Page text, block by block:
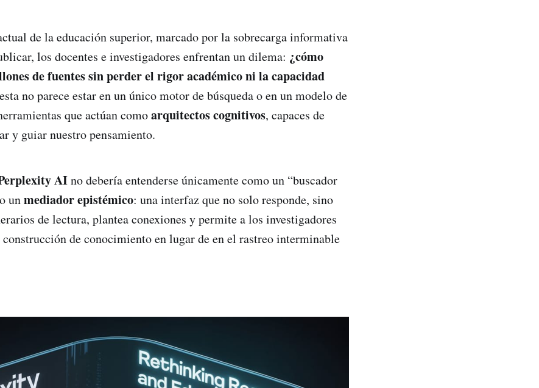
de la educación superior, marcado por la sobrecarga informativa
los docentes e investigadores enfrentan un dilema: ¿cómo
de fuentes sin perder el rigor académico ni la capacidad
no parece estar en un único motor de búsqueda o en un modelo de
que actúan comoarquitectos cognitivos, capaces de
y guiar nuestro pensamiento.
AIno debería entenderse únicamente como un “buscador
unmediador epistémico: una interfaz que no solo responde, sino
de lectura, plantea conexiones y permite a los investigadores
construcción de conocimiento en lugar de en el rastreo interminable